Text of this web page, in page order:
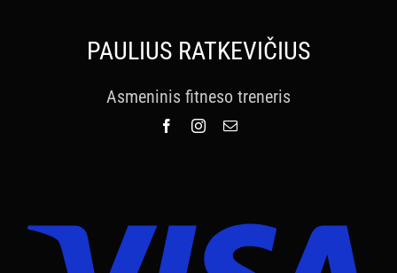
PAULIUS RATKEVIČIUS
Asmeninis fitneso treneris